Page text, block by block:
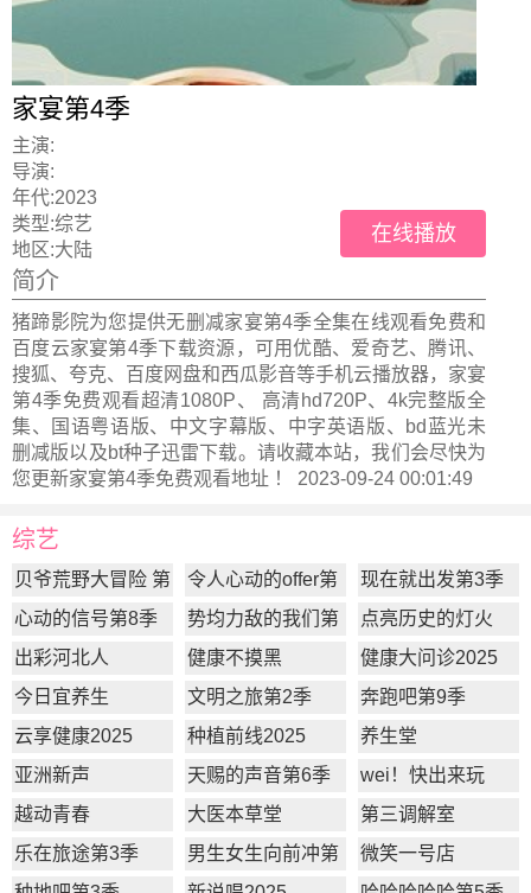
家宴第4季
主演:
导演:
年代:2023
类型:综艺
地区:大陆
在线播放
简介
猪蹄影院为您提供无删减家宴第4季全集在线观看免费和
百度云家宴第4季下载资源，可用优酷、爱奇艺、腾讯、
搜狐、夸克、百度网盘和西瓜影音等手机云播放器，家宴
第4季免费观看超清1080P、 高清hd720P、4k完整版全
集、国语粤语版、中文字幕版、中字英语版、bd蓝光未
删减版以及bt种子迅雷下载。请收藏本站，我们会尽快为
您更新家宴第4季免费观看地址 ！ 2023-09-24 00:01:49
综艺
贝爷荒野大冒险 第
一季
令人心动的offer第
7季
现在就出发第3季
心动的信号第8季
势均力敌的我们第
2季
点亮历史的灯火
出彩河北人
健康不摸黑
健康大问诊2025
今日宜养生
文明之旅第2季
奔跑吧第9季
云享健康2025
种植前线2025
养生堂
亚洲新声
天赐的声音第6季
wei！快出来玩
越动青春
大医本草堂
第三调解室
乐在旅途第3季
男生女生向前冲第
17季
微笑一号店